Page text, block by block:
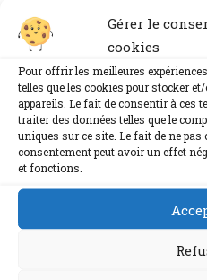
Gérer le
cookies
Pour offrir les meilleures
telles que les cookies pour stocker
appareils. Le fait de consentir à ces
traiter des données telles que le
uniques sur ce site. Le fait de ne
consentement peut avoir un effet
et fonctions.